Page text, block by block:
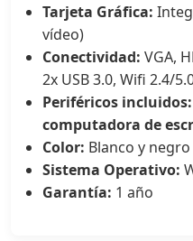
Tarjeta Gráfica:
vídeo)
Conectividad: VGA,
2x USB 3.0, Wifi 2.4/
Periféricos incluidos:
computadora de
Color: Blanco y negro
Sistema Operativo:
Garantía: 1 año